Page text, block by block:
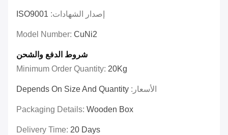
إصدار الشهادات: ISO9001
Model Number: CuNi2
شروط الدفع والشحن
Minimum Order Quantity: 20Kg
الأسعار: Depends On Size And Quantity
Packaging Details: Wooden Box
Delivery Time: 20 Days